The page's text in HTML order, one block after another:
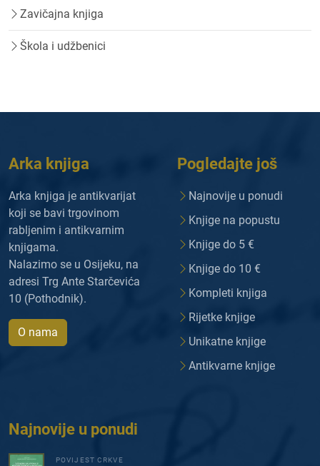
Zavičajna knjiga
Škola i udžbenici
Arka knjiga
Arka knjiga je antikvarijat
koji se bavi trgovinom
rabljenim i antikvarnim
knjigama.
Nalazimo se u Osijeku, na
adresi Trg Ante Starčevića
10 (Pothodnik).
O nama
Pogledajte još
Najnovije u ponudi
Knjige na popustu
Knjige do 5 €
Knjige do 10 €
Kompleti knjiga
Rijetke knjige
Unikatne knjige
Antikvarne knjige
Najnovije u ponudi
POVIJEST CRKVE